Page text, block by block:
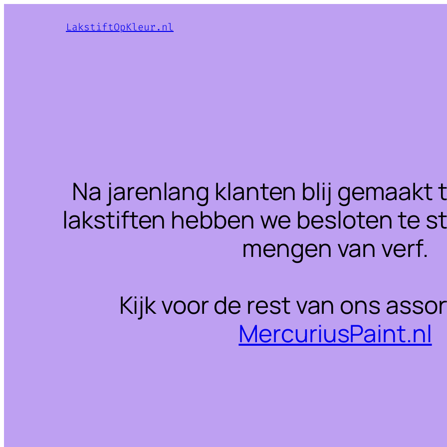
LakstiftOpKleur.nl
Na jarenlang klanten blij gemaakt
lakstiften hebben we besloten te
mengen van verf.
Kijk voor de rest van ons
MercuriusPaint.nl